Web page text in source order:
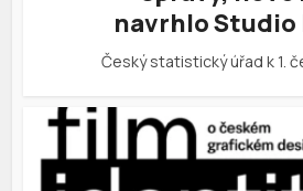
navrhlo
Český statistický úřad k 1.